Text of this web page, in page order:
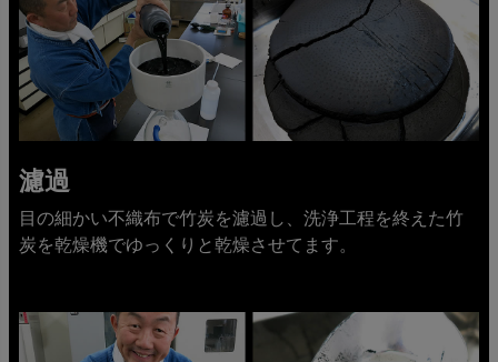
濾過
目の細かい不織布で竹炭を濾過し、洗浄工程を終えた竹
炭を乾燥機でゆっくりと乾燥させてます。